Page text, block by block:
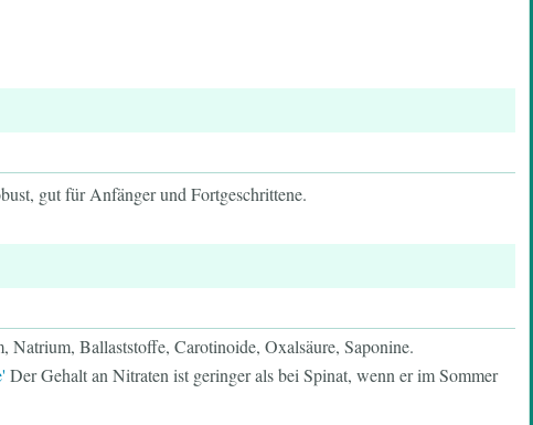
gut für Anfänger und Fortgeschrittene.
Ballaststoffe, Carotinoide, Oxalsäure, Saponine.
Der Gehalt an Nitraten ist geringer als bei Spinat, wenn er im Sommer